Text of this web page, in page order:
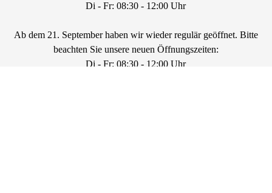
Di - Fr: 08:30 - 12:00 Uhr
Ab dem 21. September haben wir wieder regulär geöffnet. Bitte
beachten Sie unsere neuen Öffnungszeiten:
Di - Fr: 08:30 - 12:00 Uhr